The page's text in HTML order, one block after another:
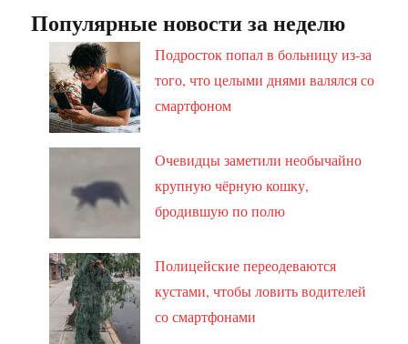
Популярные новости за неделю
Подросток попал в больницу из-за
того, что целыми днями валялся со
смартфоном
Очевидцы заметили необычайно
крупную чёрную кошку,
бродившую по полю
Полицейские переодеваются
кустами, чтобы ловить водителей
со смартфонами